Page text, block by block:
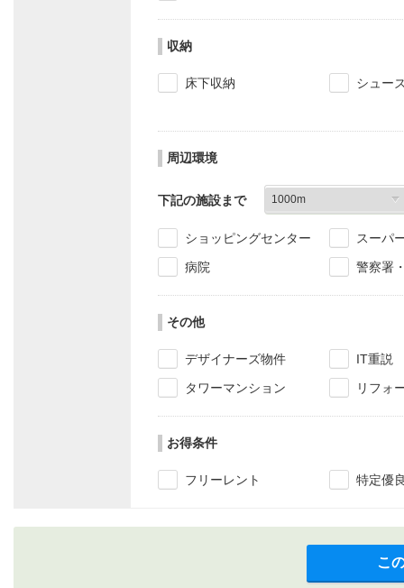
収納
床下収納 シュー
周辺環境
下記の施設まで
ショッピングセンター
スーパ
病院
警察署
その他
デザイナーズ物件
IT重説
タワーマンション
リフォ
お得条件
フリーレント 特定優
こ